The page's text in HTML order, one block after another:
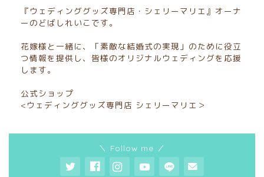
『ウェディンググッズ専門店・シェリーマリエ』オーナ
ーのどばしれいこです。
花嫁様と一緒に、「素敵な結婚式の実現」のために役立
つ情報を提供し、皆様のオリジナルウェディングを応援
します。
公式ショップ
<ウェディンググッズ専門店 シェリーマリエ＞
＼ Follow me ／